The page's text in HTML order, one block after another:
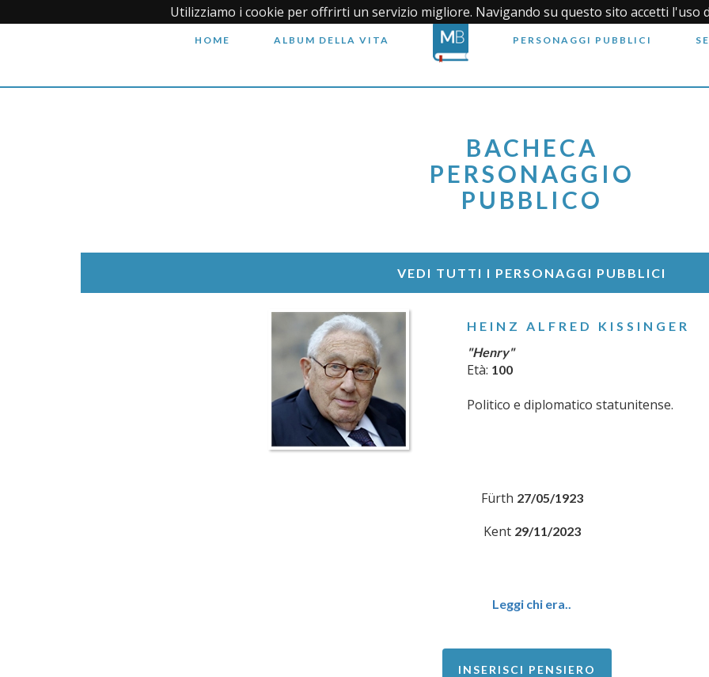
Utilizziamo i cookie per offrirti un servizio migliore. Navigando su questo sito accetti l'uso
HOME ALBUM DELLA VITA PERSONAGGI PUBBLICI
BACHECA
PERSONAGGIO
PUBBLICO
VEDI TUTTI I PERSONAGGI PUBBLICI
HEINZ ALFRED KISSINGER
"Henry"
Età: 100
Politico e diplomatico statunitense.
Fürth 27/05/1923
Kent 29/11/2023
Leggi chi era..
INSERISCI PENSIERO